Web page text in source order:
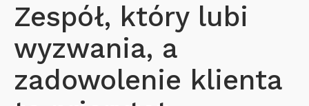
Zespół, który lubi
wyzwania, a
zadowolenie klienta